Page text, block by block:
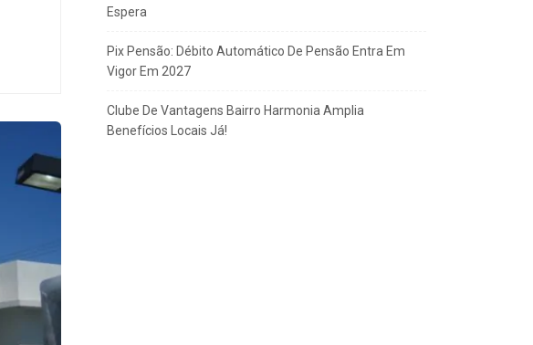
Espera
Pix Pensão: Débito Automático De Pensão Entra Em
Vigor Em 2027
Clube De Vantagens Bairro Harmonia Amplia
Benefícios Locais Já!